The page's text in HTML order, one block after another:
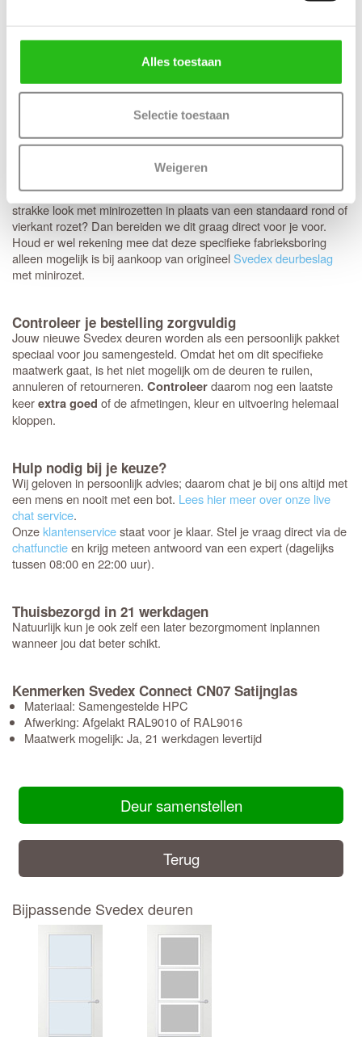
Alles toestaan
Selectie toestaan
Weigeren
Het is zeker aan te raden om te kiezen voor eentochtvaldorpel
tussen de hal en de woonkamer, zeker als de voordeur niet
volledig tochtvrij sluit. Voor slaapkamers is een valdorpel handig
om geluid te dempen. Een nadeel is dat de luchtventilatie bij een
gesloten deur vermindert; dit is de afweging die je maakt bij de
keuze voor een tochtvaldorpel.
Op de Svedex Connect deuren heb je volledige vrijheid:elk type
. Hoewel het deurbeslag van Svedex
kwalitatief uitstekend is, ben je hier niet aan gebonden en kun je
ook voor andere merken kiezen. Heb je een voorkeur voor een
strakke look met minirozetten in plaats van een standaard rond of
vierkant rozet? Dan bereiden we dit graag direct voor je voor.
Houd er wel rekening mee dat deze specifieke fabrieksboring
alleen mogelijk is bij aankoop van origineelSvedex deurbeslag
met minirozet.
Controleer je bestelling zorgvuldig
Jouw nieuwe Svedex deuren worden als een persoonlijk pakket
speciaal voor jou samengesteld. Omdat het om dit specifieke
maatwerk gaat, is het niet mogelijk om de deuren te ruilen,
annuleren of retourneren. Controleerdaarom nog een laatste
keerextra goed of de afmetingen, kleur en uitvoering helemaal
kloppen.
Hulp nodig bij je keuze?
Wij geloven in persoonlijk advies; daarom chat je bij ons altijd met
een mens en nooit met een bot. Lees hier meer over onze live
chat service.
Onzeklantenservicestaat voor je klaar. Stel je vraag direct via de
chatfunctieen krijg meteen antwoord van een expert (dagelijks
tussen 08:00 en 22:00 uur).
Thuisbezorgd in 21 werkdagen
Natuurlijk kun je ook zelf een later bezorgmoment inplannen
wanneer jou dat beter schikt.
Kenmerken Svedex Connect CN07 Satijnglas
Materiaal: Samengestelde HPC
Afwerking: Afgelakt RAL9010 of RAL9016
Maatwerk mogelijk: Ja, 21 werkdagen levertijd
Deur samenstellen
Terug
Bijpassende Svedex deuren